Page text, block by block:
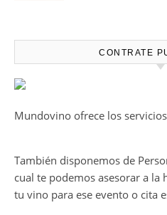
HARMONY
CONTRATE
Mundovino ofrece los
También disponemos de
cual te podemos asesorar a la
tu vino para ese evento o cita